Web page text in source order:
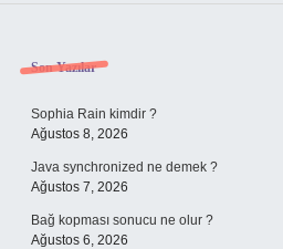
Sidebar
Son Yazılar
Sophia Rain kimdir ?
Ağustos 8, 2026
Java synchronized ne demek ?
Ağustos 7, 2026
Bağ kopması sonucu ne olur ?
Ağustos 6, 2026